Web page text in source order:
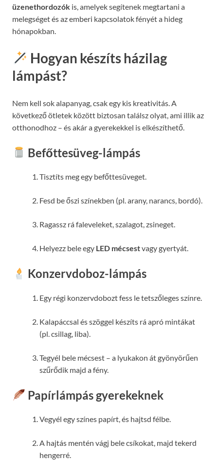
üzenethordozók is, amelyek segítenek megtartani a
melegséget és az emberi kapcsolatok fényét a hideg
hónapokban.
Hogyan készíts házilag
lámpást?
Nem kell sok alapanyag, csak egy kis kreativitás. A
következő ötletek között biztosan találsz olyat, ami illik az
otthonodhoz – és akár a gyerekekkel is elkészíthető.
Befőttesüveg-lámpás
Tisztíts meg egy befőttesüveget.
Fesd be őszi színekben (pl. arany, narancs, bordó).
Ragassz rá faleveleket, szalagot, zsineget.
Helyezz bele egy LED mécsestvagy gyertyát.
Konzervdoboz-lámpás
Egy régi konzervdobozt fess le tetszőleges színre.
Kalapáccsal és szöggel készíts rá apró mintákat
(pl. csillag, liba).
Tegyél bele mécsest – a lyukakon át gyönyörűen
szűrődik majd a fény.
Papírlámpás gyerekeknek
Vegyél egy színes papírt, és hajtsd félbe.
A hajtás mentén vágj bele csíkokat, majd tekerd
hengerré.